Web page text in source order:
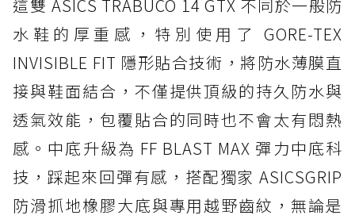
這雙 ASICS TRABUCO 14 GTX 不同於一般防
水鞋的厚重感，特別使用了 GORE-TEX
INVISIBLE FIT 隱形貼合技術，將防水薄膜直
接與鞋面結合，不僅提供頂級的持久防水與
透氣效能，包覆貼合的同時也不會太有悶熱
感。中底升級為 FF BLAST MAX 彈力中底科
技，踩起來回彈有感，搭配獨家 ASICSGRIP
防滑抓地橡膠大底與專用越野齒紋，無論是